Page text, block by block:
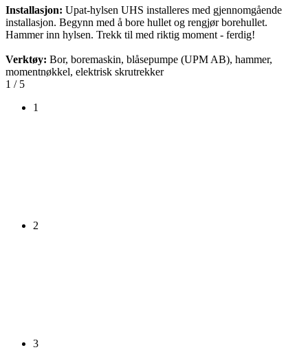
Installasjon: Upat-hylsen UHS installeres med gjennomgående
installasjon. Begynn med å bore hullet og rengjør borehullet.
Hammer inn hylsen. Trekk til med riktig moment - ferdig!
Verktøy: Bor, boremaskin, blåsepumpe (UPM AB), hammer,
momentnøkkel, elektrisk skrutrekker
1 / 5
1
2
3